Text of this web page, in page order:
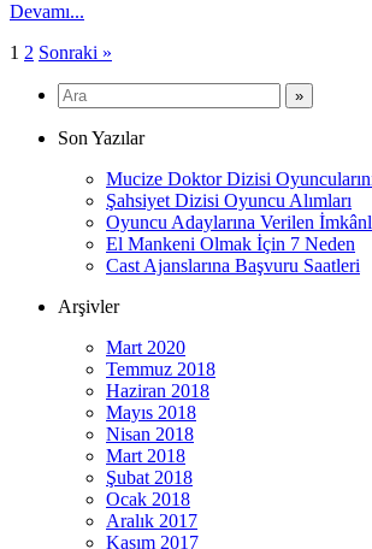
Devamı...
Yazı
sayfalaması
1 2 Sonraki »
Son Yazılar
Mucize Doktor Dizisi
Şahsiyet Dizisi Oyuncu Alımları
Oyuncu Adaylarına Verilen
El Mankeni Olmak İçin 7 Neden
Cast Ajanslarına Başvuru Saatleri
Arşivler
Mart 2020
Temmuz 2018
Haziran 2018
Mayıs 2018
Nisan 2018
Mart 2018
Şubat 2018
Ocak 2018
Aralık 2017
Kasım 2017